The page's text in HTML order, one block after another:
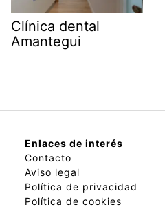
Clínica dental
Amantegui
Enlaces de interés
Contacto
Aviso legal
Política de privacidad
Política de cookies